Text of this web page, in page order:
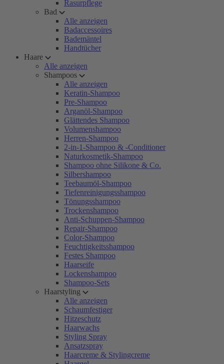
Rasurpflege
Bad
Alle anzeigen
Badaccessoires
Bademäntel
Handtücher
Haare
Alle anzeigen
Shampoos
Alle anzeigen
Keratin-Shampoo
Pre-Shampoo
Arganöl-Shampoo
Glättendes Shampoo
Volumenshampoo
Herren-Shampoo
2-in-1-Shampoo & -Conditioner
Naturkosmetik-Shampoo
Shampoo ohne Silikone & Co.
Silbershampoo
Teebaumöl-Shampoo
Tiefenreinigungsshampoo
Tönungsshampoo
Trockenshampoo
Anti-Schuppen-Shampoo
Repair-Shampoo
Color-Shampoo
Feuchtigkeitsshampoo
Festes Shampoo
Haarseife
Lockenshampoo
Shampoo-Sets
Haarstyling
Alle anzeigen
Schaumfestiger
Hitzeschutz
Haarwachs
Styling Spray
Ansatzspray
Haarcreme & Stylingcreme